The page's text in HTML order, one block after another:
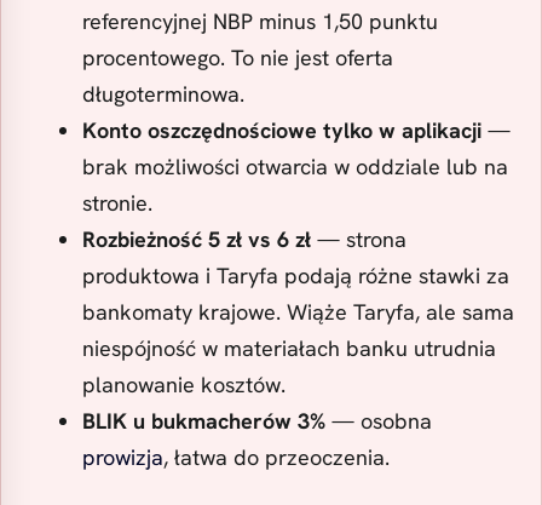
referencyjnej NBP minus 1,50 punktu
procentowego. To nie jest oferta
długoterminowa.
Konto oszczędnościowe tylko w aplikacji —
brak możliwości otwarcia w oddziale lub na
stronie.
Rozbieżność 5 zł vs 6 zł — strona
produktowa i Taryfa podają różne stawki za
bankomaty krajowe. Wiąże Taryfa, ale sama
niespójność w materiałach banku utrudnia
planowanie kosztów.
BLIK u bukmacherów 3% — osobna
prowizja, łatwa do przeoczenia.